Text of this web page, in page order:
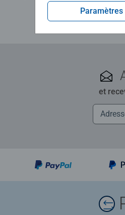
et
Paramètres